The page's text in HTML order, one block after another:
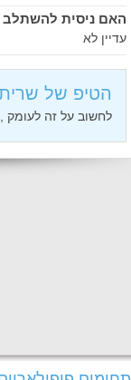
האם ניסית
עדיין לא
הטיפ של
לחשוב על זה